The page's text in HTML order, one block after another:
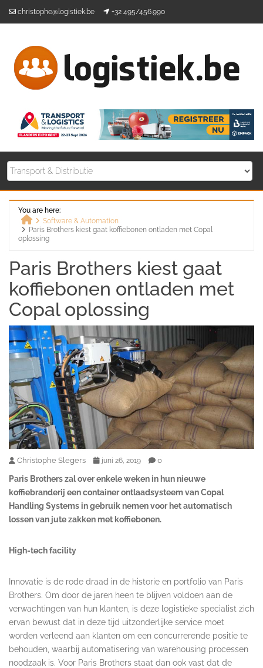
christophe@logistiek.be +32 495/456.990
You are here:
Home
Software & Automation
Paris Brothers kiest gaat koffiebonen ontladen met Copal
oplossing
Paris Brothers kiest gaat
koffiebonen ontladen met
Copal oplossing
Christophe Slegers juni 26, 2019 0
Paris Brothers zal over enkele weken in hun nieuwe
koffiebranderij een container ontlaadsysteem van Copal
Handling Systems in gebruik nemen voor het automatisch
lossen van jute zakken met koffiebonen.
High-tech facility
Innovatie is de rode draad in de historie en portfolio van Paris
Brothers. Om door de jaren heen te blijven voldoen aan de
verwachtingen van hun klanten, is deze logistieke specialist zich
ervan bewust dat in deze tijd uitzonderlijke service moet
worden verleend aan klanten om een concurrerende positie te
behouden, waarbij automatisering van warehousing processen
noodzaak is. Voor Paris Brothers staat dan ook vast dat de